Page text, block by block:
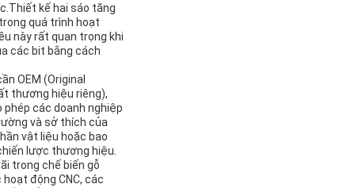
kế hai sáo tăng
quá trình hoạt
này rất quan trọng khi
các bit bằng cách
OEM (Original
thương hiệu riêng),
các doanh nghiệp
và sở thích của
vật liệu hoặc bao
lược thương hiệu.
trong chế biến gỗ
động CNC, các